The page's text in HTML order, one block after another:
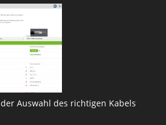
Auswahl des richtigen Kabels